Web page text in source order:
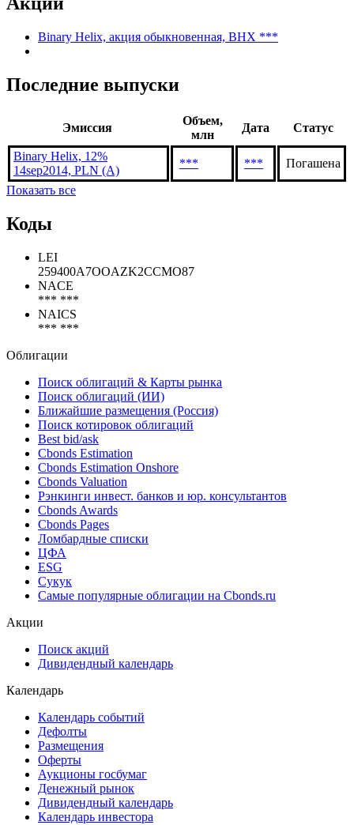
Binary Helix, акция обыкновенная, BHX ***
Последние выпуски
Эмиссия
Объем,
млн
Дата Статус
Binary Helix, 12%
14sep2014, PLN (A)
*** ***
Погашена
Показать все
Коды
LEI
259400A7OOAZK2CCMO87
NACE
*** ***
NAICS
*** ***
Облигации
Поиск облигаций & Карты рынка
Поиск облигаций (ИИ)
Ближайшие размещения (Россия)
Поиск котировок облигаций
Best bid/ask
Cbonds Estimation
Cbonds Estimation Onshore
Cbonds Valuation
Рэнкинги инвест. банков и юр. консультантов
Cbonds Awards
Cbonds Pages
Ломбардные списки
ЦФА
ESG
Сукук
Самые популярные облигации на Cbonds.ru
Акции
Поиск акций
Дивидендный календарь
Календарь
Календарь событий
Дефолты
Размещения
Оферты
Аукционы госбумаг
Денежный рынок
Дивидендный календарь
Календарь инвестора